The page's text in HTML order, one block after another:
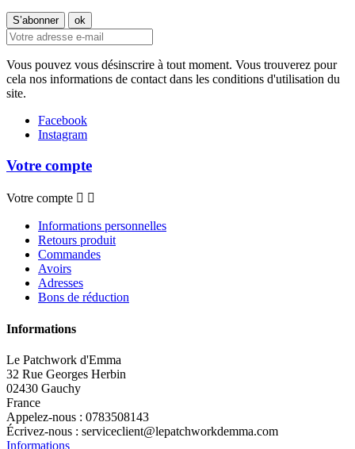
Vous pouvez vous désinscrire à tout moment. Vous trouverez pour
cela nos informations de contact dans les conditions d'utilisation du
site.
Facebook
Instagram
Votre compte
Votre compte  
Informations personnelles
Retours produit
Commandes
Avoirs
Adresses
Bons de réduction
Informations
Le Patchwork d'Emma
32 Rue Georges Herbin
02430 Gauchy
France
Appelez-nous : 0783508143
Écrivez-nous : serviceclient@lepatchworkdemma.com
Informations